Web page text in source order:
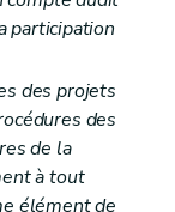
participation
des projets
des
de la
à tout
élément de